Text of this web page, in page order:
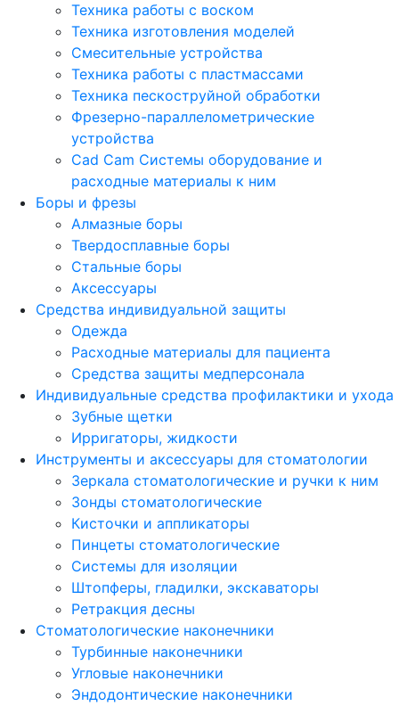
Техника работы с воском
Техника изготовления моделей
Смесительные устройства
Техника работы с пластмассами
Техника пескоструйной обработки
Фрезерно-параллелометрические
устройства
Cad Cam Системы оборудование и
расходные материалы к ним
Боры и фрезы
Алмазные боры
Твердосплавные боры
Стальные боры
Аксессуары
Средства индивидуальной защиты
Одежда
Расходные материалы для пациента
Средства защиты медперсонала
Индивидуальные средства профилактики и ухода
Зубные щетки
Ирригаторы, жидкости
Инструменты и аксессуары для стоматологии
Зеркала стоматологические и ручки к ним
Зонды стоматологические
Кисточки и аппликаторы
Пинцеты стоматологические
Системы для изоляции
Штопферы, гладилки, экскаваторы
Ретракция десны
Стоматологические наконечники
Турбинные наконечники
Угловые наконечники
Эндодонтические наконечники